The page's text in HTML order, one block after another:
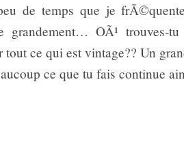
de temps que je
grandement… OÃ¹ trouves-
tout ce qui est vintage?? Un
ce que tu fais continue